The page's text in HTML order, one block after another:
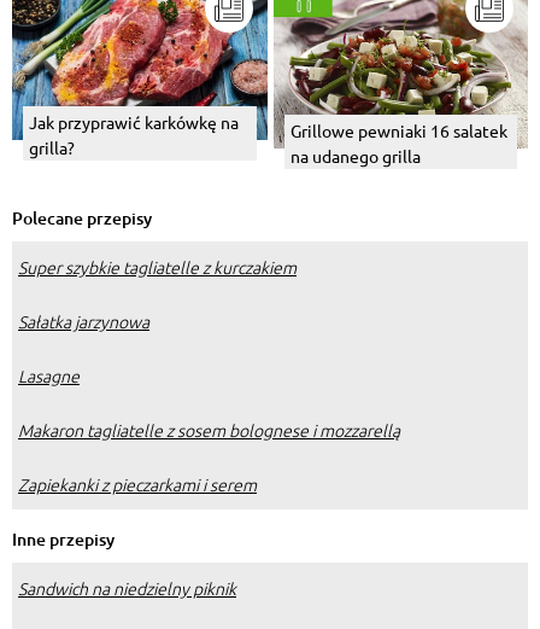
Jak przyprawić karkówkę na
grilla?
Grillowe pewniaki 16 salatek
na udanego grilla
Polecane przepisy
Super szybkie tagliatelle z kurczakiem
Sałatka jarzynowa
Lasagne
Makaron tagliatelle z sosem bolognese i mozzarellą
Zapiekanki z pieczarkami i serem
Inne przepisy
Sandwich na niedzielny piknik